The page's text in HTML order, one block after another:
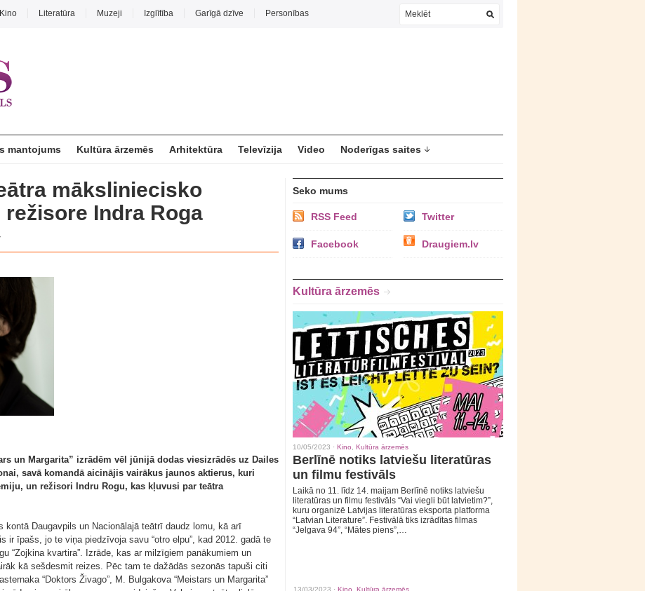
Kino Literatūra Muzeji Izglītība Garīgā dzīve Personības
mantojums Kultūra ārzemēs Arhitektūra Televīzija Video Noderīgas saites
māksliniecisko
Indra Roga
·
un Margarita” izrādēm vēl jūnijā dodas viesizrādēs uz Dailes
savā komandā aicinājis vairākus jaunos aktierus, kuri
un režisori Indru Rogu, kas kļuvusi par teātra
kontā Daugavpils un Nacionālajā teātrī daudz lomu, kā arī
ir īpašs, jo te viņa piedzīvoja savu “otro elpu”, kad 2012. gadā te
“Zojkina kvartira”. Izrāde, kas ar milzīgiem panākumiem un
kā sešdesmit reizes. Pēc tam te dažādās sezonās tapuši citi
“Doktors Živago”, M. Bulgakova “Meistars un Margarita”
Seko mums
RSS Feed Twitter
Facebook Draugiem.lv
Kultūra ārzemēs
10/05/2023 · Kino Kultūra ārzemēs
Berlīnē notiks latviešu literatūras
un filmu festivāls
Laikā no 11. līdz 14. maijam Berlīnē notiks latviešu
literatūras un filmu festivāls “Vai viegli būt latvietim?”,
kuru organizē Latvijas literatūras eksporta platforma
“Latvian Literature”. Festivālā tiks izrādītas filmas
“Jelgava 94”, “Mātes piens”,…
13/03/2023 · Kino Kultūra ārzemēs